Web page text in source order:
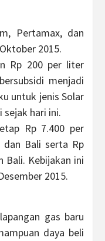
Pertamax, dan
2015.
Rp 200 per liter
menjadi
untuk jenis Solar
sejak hari ini.
Rp 7.400 per
Bali serta Rp
Bali. Kebijakan ini
2015.
gas baru
daya beli